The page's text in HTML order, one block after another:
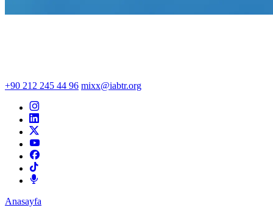
+90 212 245 44 96 mixx@iabtr.org
Anasayfa